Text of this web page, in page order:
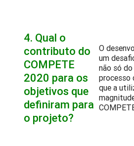
4. Qual o
contributo do
COMPETE
2020 para os
objetivos que
definiram para
o projeto?
O
um
não só
processo
que a